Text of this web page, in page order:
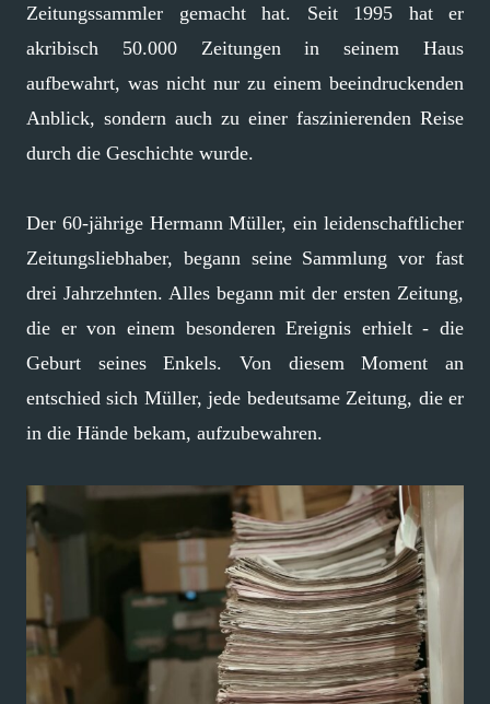
Zeitungssammler gemacht hat. Seit 1995 hat er
akribisch 50.000 Zeitungen in seinem Haus
aufbewahrt, was nicht nur zu einem beeindruckenden
Anblick, sondern auch zu einer faszinierenden Reise
durch die Geschichte wurde.
Der 60-jährige Hermann Müller, ein leidenschaftlicher
Zeitungsliebhaber, begann seine Sammlung vor fast
drei Jahrzehnten. Alles begann mit der ersten Zeitung,
die er von einem besonderen Ereignis erhielt - die
Geburt seines Enkels. Von diesem Moment an
entschied sich Müller, jede bedeutsame Zeitung, die er
in die Hände bekam, aufzubewahren.